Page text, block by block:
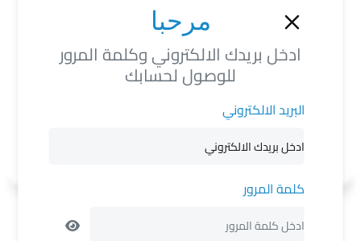
مرحبا
ادخل بريدك الالكتروني وكلمة المرور
للوصول لحسابك
البريد الالكتروني
كلمة المرور
لون الشعر
N/A
لون العين
N/A
لون البشرة
N/A